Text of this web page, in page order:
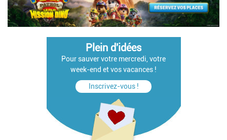
Plein d'idées
Pour sauver votre mercredi, votre
week-end et vos vacances !
Inscrivez-vous !